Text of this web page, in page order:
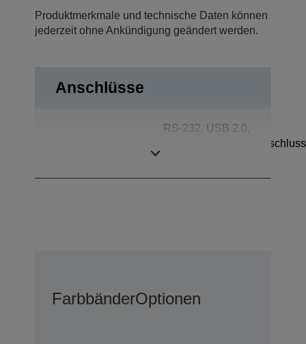
Produktmerkmale und technische Daten können
jederzeit ohne Ankündigung geändert werden.
Anschlüsse
RS-232, USB 2.0,
FarbbänderOptionen